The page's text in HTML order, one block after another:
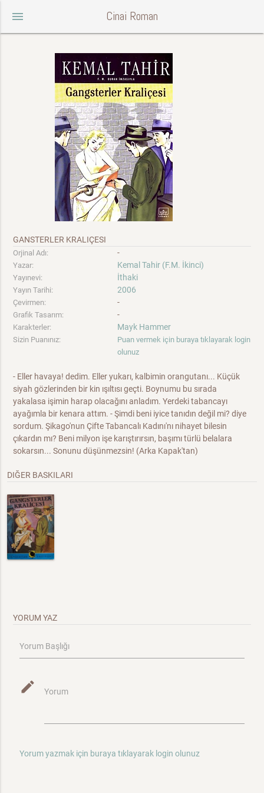
menu Cinai Roman
GANSTERLER KRALIÇESI
Orjinal Adı: -
Yazar: Kemal Tahir (F.M. İkinci)
Yayınevi: İthaki
Yayın Tarihi: 2006
Çevirmen: -
Grafik Tasarım: -
Karakterler: Mayk Hammer
Sizin Puanınız:
Puan vermek için buraya tıklayarak login
olunuz
- Eller havaya! dedim. Eller yukarı, kalbimin orangutanı... Küçük
siyah gözlerinden bir kin ışıltısı geçti. Boynumu bu sırada
yakalasa işimin harap olacağını anladım. Yerdeki tabancayı
ayağımla bir kenara attım. - Şimdi beni iyice tanıdın değil mi? diye
sordum. Şikago'nun Çifte Tabancalı Kadını'nı nihayet bilesin
çıkardın mı? Beni milyon işe karıştırırsın, başımı türlü belalara
sokarsın... Sonunu düşünmezsin! (Arka Kapak'tan)
DIĞER BASKILARI
YORUM YAZ
Yorum Başlığı
mode_edit Yorum
Yorum yazmak için buraya tıklayarak login olunuz